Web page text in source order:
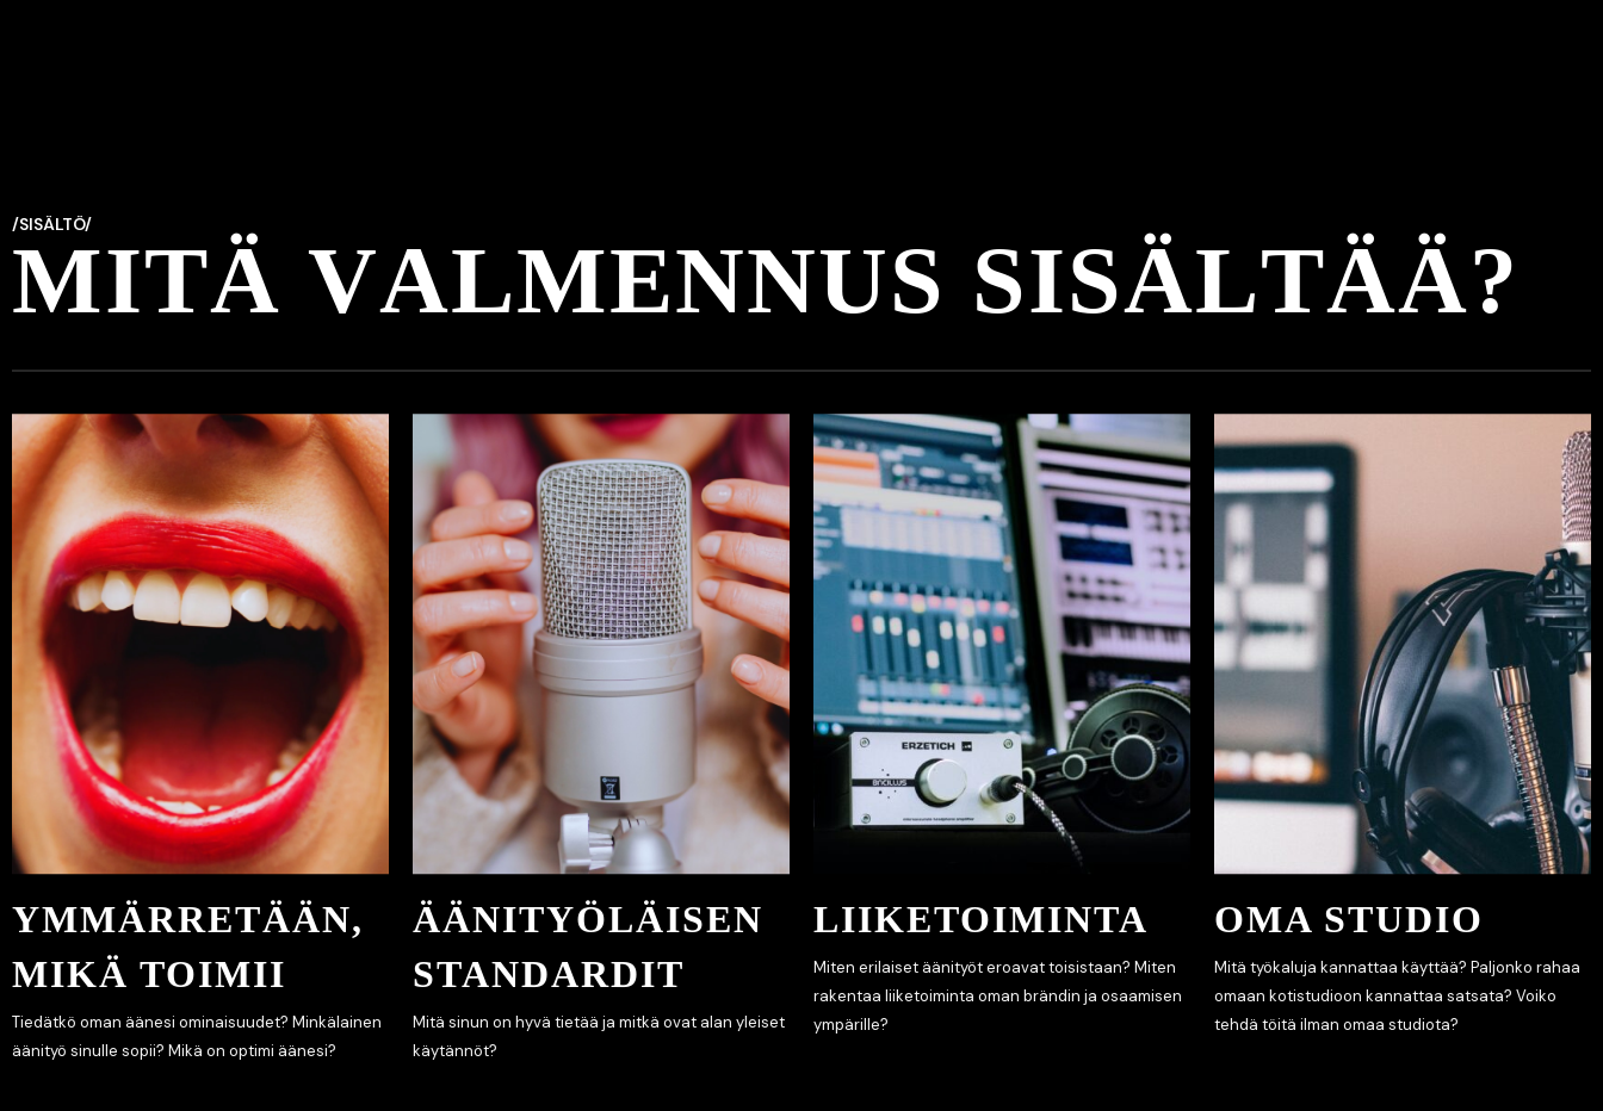
/SISÄLTÖ/
MITÄ VALMENNUS SISÄLTÄÄ?
YMMÄRRETÄÄN,
MIKÄ TOIMII
Tiedätkö oman äänesi ominaisuudet? Minkälainen
äänityö sinulle sopii? Mikä on optimi äänesi?
ÄÄNITYÖLÄISEN
STANDARDIT
Mitä sinun on hyvä tietää ja mitkä ovat alan yleiset
käytännöt?
LIIKETOIMINTA
Miten erilaiset äänityöt eroavat toisistaan? Miten
rakentaa liiketoiminta oman brändin ja osaamisen
ympärille?
OMA STUDIO
Mitä työkaluja kannattaa käyttää? Paljonko rahaa
omaan kotistudioon kannattaa satsata? Voiko
tehdä töitä ilman omaa studiota?